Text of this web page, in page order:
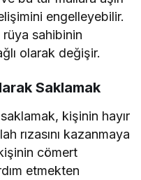
engelleyebilir.
sahibinin
olarak değişir.
Saklamak
kişinin hayır
rızasını kazanmaya
cömert
etmekten